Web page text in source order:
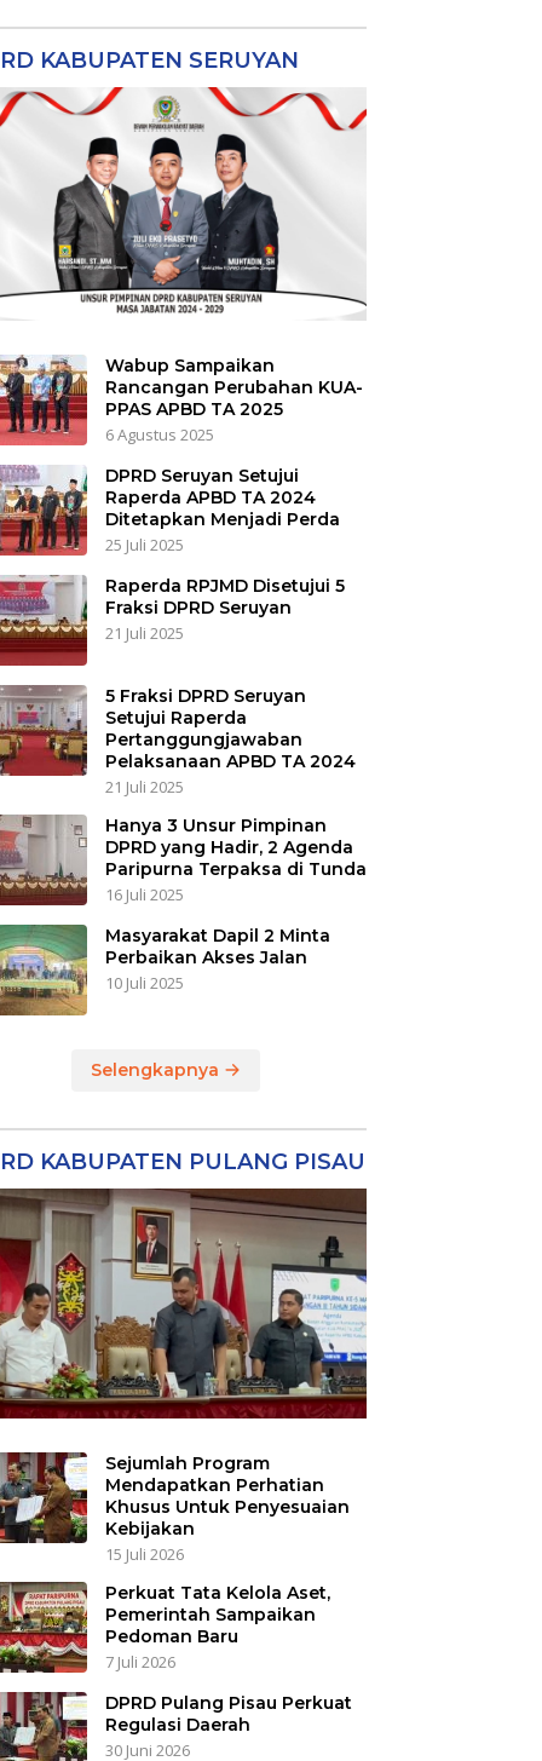
KABUPATEN SERUYAN
Wabup Sampaikan
Rancangan Perubahan KUA-
PPAS APBD TA 2025
6 Agustus 2025
DPRD Seruyan Setujui
Raperda APBD TA 2024
Ditetapkan Menjadi Perda
25 Juli 2025
Raperda RPJMD Disetujui 5
Fraksi DPRD Seruyan
21 Juli 2025
5 Fraksi DPRD Seruyan
Setujui Raperda
Pertanggungjawaban
Pelaksanaan APBD TA 2024
21 Juli 2025
Hanya 3 Unsur Pimpinan
DPRD yang Hadir, 2 Agenda
Paripurna Terpaksa di Tunda
16 Juli 2025
Masyarakat Dapil 2 Minta
Perbaikan Akses Jalan
10 Juli 2025
Selengkapnya
KABUPATEN PULANG PISAU
Sejumlah Program
Mendapatkan Perhatian
Khusus Untuk Penyesuaian
Kebijakan
15 Juli 2026
Perkuat Tata Kelola Aset,
Pemerintah Sampaikan
Pedoman Baru
7 Juli 2026
DPRD Pulang Pisau Perkuat
Regulasi Daerah
30 Juni 2026